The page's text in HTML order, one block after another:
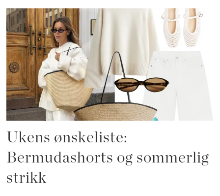
Ukens ønskeliste:
Bermudashorts og sommerlig
strikk